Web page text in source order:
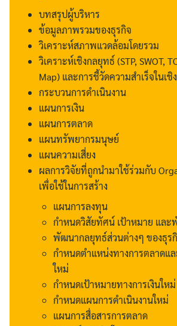
บทสรุปผู้บริหาร
ข้อมูลภาพรวมของธุรกิจ
วิเคราะห์สภาพแวดล้อมโดยรวม
วิเคราะห์เชิงกลยุทธ์ (STP, SWOT,
Map) และการชี้วัดความสำเร็จในเชิ
กระบวนการดำเนินงาน
แผนการเงิน
แผนการตลาด
แผนทรัพยากรมนุษย์
แผนความเสี่ยง
ผลการวิจัยที่ถูกนำมาใช้ร่วมกับ
เพื่อใช้ในการสร้าง
แผนการลงทุน
กำหนดวิสัยทัศน์ เป้าหมาย และ
พัฒนากลยุทธ์ส่วนต่างๆ ของธุร
กำหนดตำแหน่งทางการตลาดแ
ใหม่
กำหนดเป้าหมายทางการเงินใหม่
กำหนดแผนการดำเนินงานใหม่
แผนการสื่อสารการตลาด